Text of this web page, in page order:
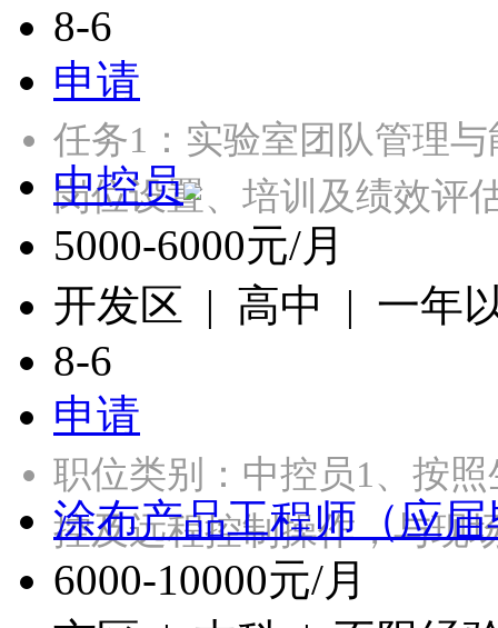
8-6
申请
任务1：实验室团队管理
岗位设置、培训及绩效
中控员
5000-6000元/月
开发区 | 高中 | 一年
8-6
申请
职位类别：中控员1、按
控及远程控制操作，与
涂布产品工程师（应
6000-10000元/月